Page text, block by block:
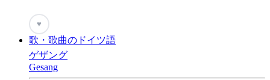
♥
歌・歌曲のドイツ語
ゲザング
Gesang